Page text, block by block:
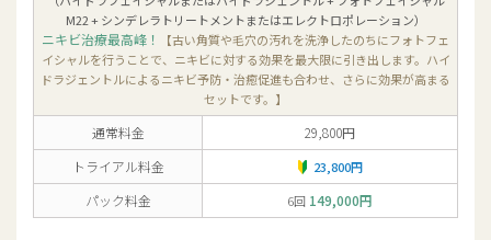
M22 + シンデレラトリートメントまたはエレクトロポレーション）
ニキビ治療最高峰！
【古い角質や毛穴の汚れを洗浄したのちにフォトフェ
イシャルを行うことで、ニキビに対する効果を最大限に引き出します。ハイ
ドラジェントルによるニキビ予防・治癒促進も合わせ、さらに効果が高まる
セットです。】
通常料金
29,800円
トライアル料金
23,800円
パック料金 6回 149,000円